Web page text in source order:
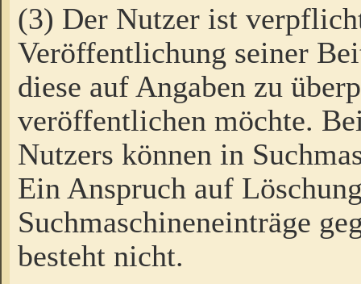
(3) Der Nutzer ist
Veröffentlichung seiner
diese auf Angaben zu
veröffentlichen möchte.
Nutzers können in
Ein Anspruch auf
Suchmaschineneinträge
besteht nicht.